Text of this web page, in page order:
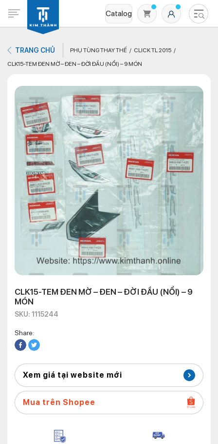
Catalog
Không có sản phẩm nào trong giỏ hàng
TRANG CHỦ PHỤ TÙNG THAY THẾ
CLICK TL 2015
CLK15-TEM ĐEN MỜ – ĐEN – ĐỜI ĐẦU (NỔI) – 9 MÓN
CLK15-TEM ĐEN MỜ – ĐEN – ĐỜI ĐẦU (NỔI) – 9
MÓN
SKU: 1115244
Share:
Xem giá tại website mới
Mua trên Shopee